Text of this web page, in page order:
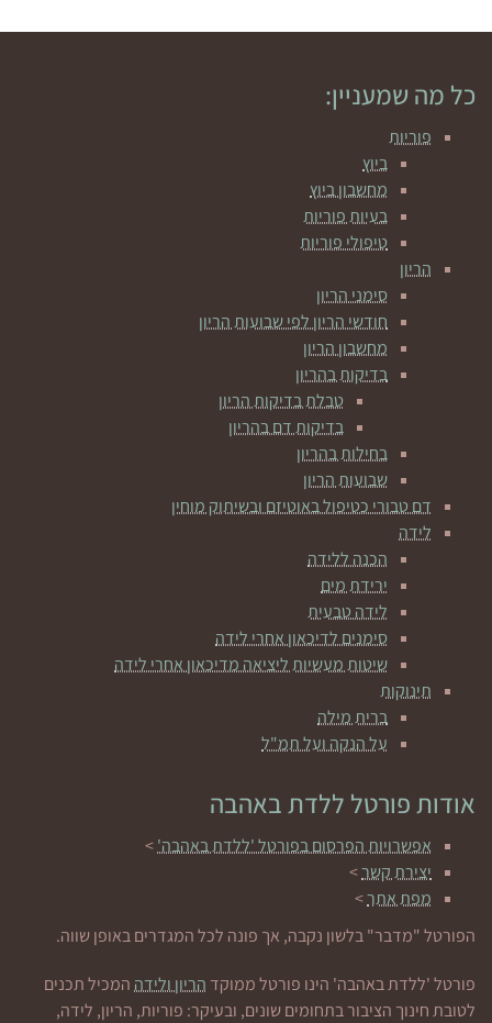
כל מה שמעניין:
פוריות
ביוץ
מחשבון ביוץ
בעיות פוריות
טיפולי פוריות
הריון
סימני הריון
חודשי הריון לפי שבועות הריון
מחשבון הריון
בדיקות בהריון
טבלת בדיקות הריון
בדיקות דם בהריון
בחילות בהריון
שבועות הריון
דם טבורי כטיפול באוטיזם ובשיתוק מוחין
לידה
הכנה ללידה
ירידת מים
לידה טבעית
סימנים לדיכאון אחרי לידה
שיטות מעשיות ליציאה מדיכאון אחרי לידה
תינוקות
ברית מילה
על הנקה ועל תמ"ל
אודות פורטל ללדת באהבה
אפשרויות הפרסום בפורטל 'ללדת באהבה'>
יצירת קשר>
מפת אתר>
הפורטל "מדבר" בלשון נקבה, אך פונה לכל המגדרים באופן שווה.
פורטל 'ללדת באהבה' הינו פורטל ממוקד הריון ולידה המכיל תכנים
לטובת חינוך הציבור בתחומים שונים, ובעיקר: פוריות, הריון, לידה,